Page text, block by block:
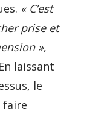
« C’est
prise et
»,
laissant
le
faire